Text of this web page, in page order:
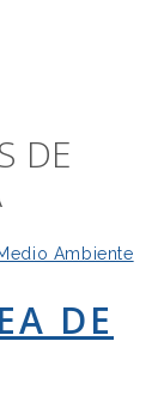
DE
Ambiente
DE